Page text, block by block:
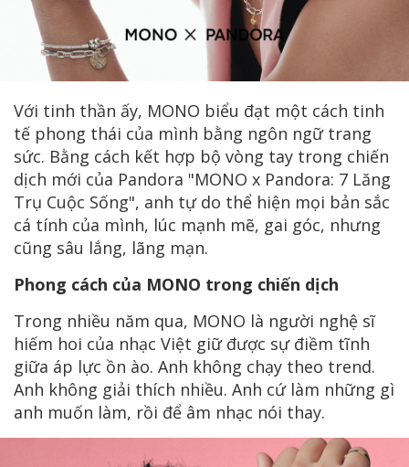
Với tinh thần ấy, MONO biểu đạt một cách tinh
tế phong thái của mình bằng ngôn ngữ trang
sức. Bằng cách kết hợp bộ vòng tay trong chiến
dịch mới của Pandora "MONO x Pandora: 7 Lăng
Trụ Cuộc Sống", anh tự do thể hiện mọi bản sắc
cá tính của mình, lúc mạnh mẽ, gai góc, nhưng
cũng sâu lắng, lãng mạn.
Phong cách của MONO trong chiến dịch
Trong nhiều năm qua, MONO là người nghệ sĩ
hiếm hoi của nhạc Việt giữ được sự điềm tĩnh
giữa áp lực ồn ào. Anh không chạy theo trend.
Anh không giải thích nhiều. Anh cứ làm những gì
anh muốn làm, rồi để âm nhạc nói thay.